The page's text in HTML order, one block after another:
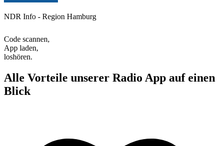
NDR Info - Region Hamburg
Code scannen,
App laden,
loshören.
Alle Vorteile unserer Radio App auf einen
Blick